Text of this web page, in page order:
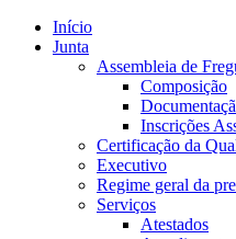
Início
Junta
Assembleia de
Composição
Inscrições
Certificação da
Executivo
Regime geral da
Serviços
Atestados